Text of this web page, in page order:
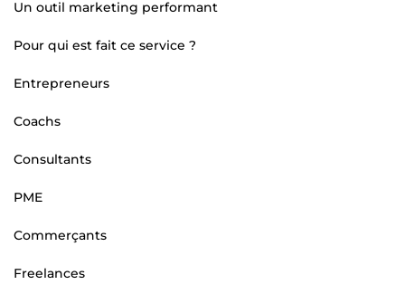
Un outil marketing performant
Pour qui est fait ce service ?
Entrepreneurs
Coachs
Consultants
PME
Commerçants
Freelances